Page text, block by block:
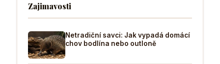
Zajimavosti
Netradiční savci: Jak vypadá domácí
chov bodlína nebo outloně